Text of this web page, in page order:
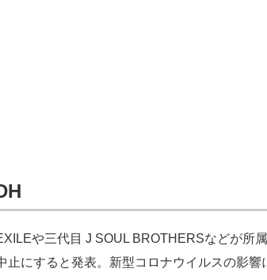
や三代目 J SOUL BROTHERSなどが所
止にすると発表。新型コロナウイルスの影